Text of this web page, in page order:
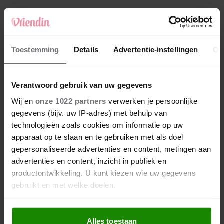
Toestemming Details Advertentie-instellingen
Verantwoord gebruik van uw gegevens
Wij en onze 1022 partners verwerken je persoonlijke
gegevens (bijv. uw IP-adres) met behulp van
technologieën zoals cookies om informatie op uw
apparaat op te slaan en te gebruiken met als doel
gepersonaliseerde advertenties en content, metingen aan
advertenties en content, inzicht in publiek en
productontwikkeling. U kunt kiezen wie uw gegevens
gebruikt en met welke doelen.
Als u het toestaat, willen we ook graag:
Alles toestaan
4 fluistert hij. Ik sluit mijn ogen en zwijg’
5 Makelaar Mandy: ‘Vrijdagavond belde Bart.
Hij sprak eng kalm’
Nieuw